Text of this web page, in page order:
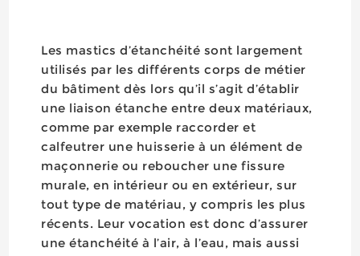
Les mastics d’étanchéité sont largement
utilisés par les différents corps de métier
du bâtiment dès lors qu’il s’agit d’établir
une liaison étanche entre deux matériaux,
comme par exemple raccorder et
calfeutrer une huisserie à un élément de
maçonnerie ou reboucher une fissure
murale, en intérieur ou en extérieur, sur
tout type de matériau, y compris les plus
récents. Leur vocation est donc d’assurer
une étanchéité à l’air, à l’eau, mais aussi